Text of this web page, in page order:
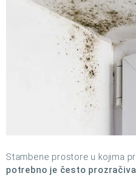
Stambene prostore u kojima
potrebno je često